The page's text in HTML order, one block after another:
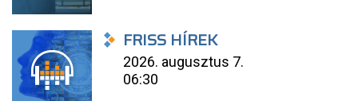
FRISS HÍREK
2026. augusztus 7.
06:30